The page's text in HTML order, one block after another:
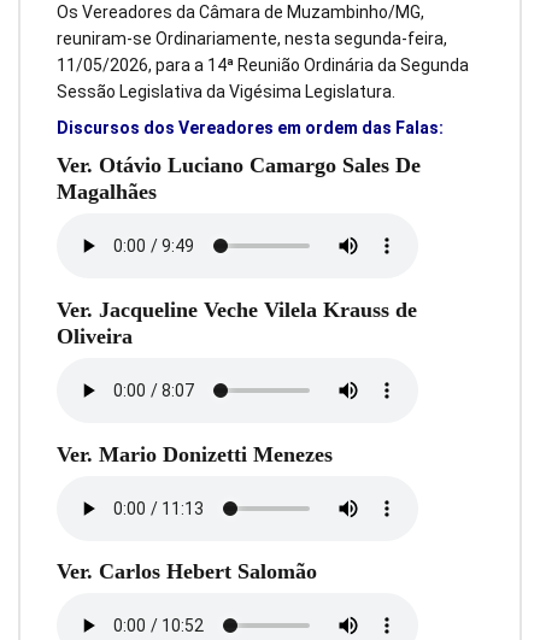
Os Vereadores da Câmara de Muzambinho/MG,
reuniram-se Ordinariamente, nesta segunda-feira,
11/05/2026, para a 14ª Reunião Ordinária da Segunda
Sessão Legislativa da Vigésima Legislatura.
Discursos dos Vereadores em ordem das Falas:
Ver. Otávio Luciano Camargo Sales De
Magalhães
Ver. Jacqueline Veche Vilela Krauss de
Oliveira
Ver. Mario Donizetti Menezes
Ver. Carlos Hebert Salomão